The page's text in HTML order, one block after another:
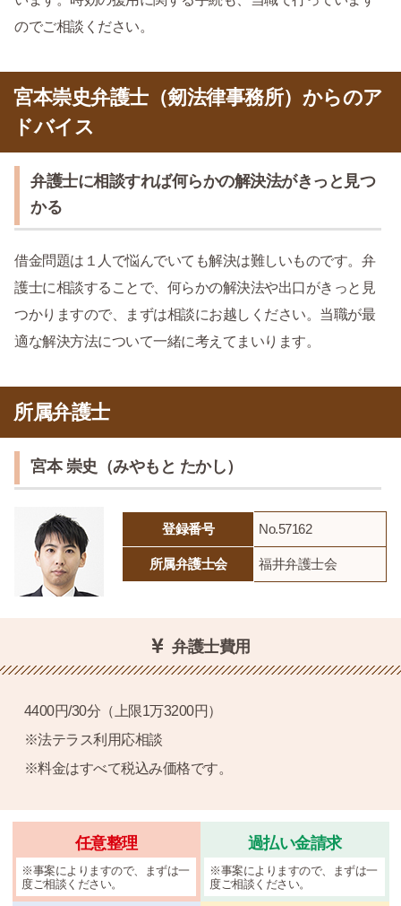
のでご相談ください。
宮本崇史弁護士（剱法律事務所）からのア
ドバイス
弁護士に相談すれば何らかの解決法がきっと見つ
かる
借金問題は１人で悩んでいても解決は難しいものです。弁
護士に相談することで、何らかの解決法や出口がきっと見
つかりますので、まずは相談にお越しください。当職が最
適な解決方法について一緒に考えてまいります。
所属弁護士
宮本 崇史（みやもと たかし）
登録番号 No.57162
所属弁護士会 福井弁護士会
弁護士費用
4400円/30分（上限1万3200円）
※法テラス利用応相談
※料金はすべて税込み価格です。
任意整理
※事案によりますので、まずは一
度ご相談ください。
過払い金請求
※事案によりますので、まずは一
度ご相談ください。